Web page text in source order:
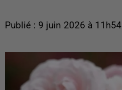
Publié : 9 juin 2026 à 11h54